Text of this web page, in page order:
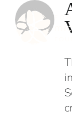
Skip
content